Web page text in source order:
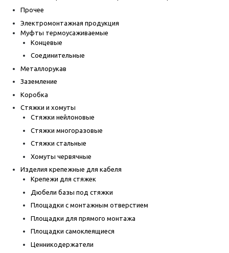
Прочее
Электромонтажная продукция
Муфты термоусаживаемые
Концевые
Соединительные
Металлорукав
Заземление
Коробка
Стяжки и хомуты
Стяжки нейлоновые
Стяжки многоразовые
Стяжки стальные
Хомуты червячные
Изделия крепежные для кабеля
Крепежи для стяжек
Дюбели базы под стяжки
Площадки с монтажным отверстием
Площадки для прямого монтажа
Площадки самоклеящиеся
Ценникодержатели